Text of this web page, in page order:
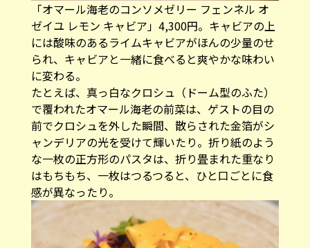
「オマール海老のコンソメゼリー フェンネル オ
ゼイユ レモン キャビア」4,300円。キャビアの上
には酸味のあるライムキャビアがほんの少量のせ
られ、キャビアと一緒に食べると爽やかな味わい
に変わる。
たとえば、真っ白なクロシュ（ドーム型のふた）
で覆われたオマール海老の前菜は、ゲストの目の
前でクロシュを外した瞬間、散らされた金箔がシ
ャンデリアの光を受けて輝いたり。折り紙のよう
な一枚の正方形のパスタは、折り畳まれた重なり
はもちもち、一枚はつるつると、ひと口ごとに食
感が異なったり。